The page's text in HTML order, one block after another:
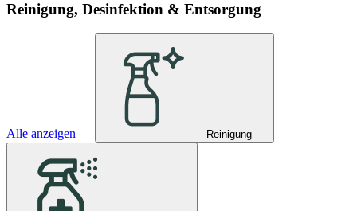
Reinigung, Desinfektion & Entsorgung
Alle anzeigen Reinigung